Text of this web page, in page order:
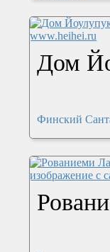
Дом
Финский